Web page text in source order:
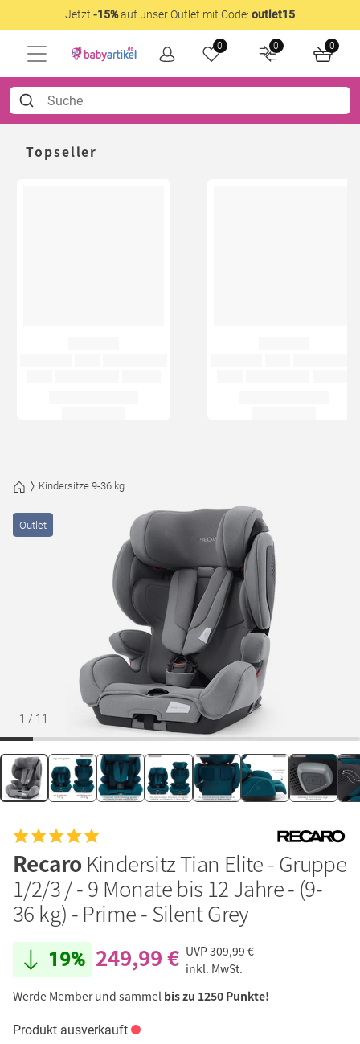
Jetzt -15%auf unser Outlet mit Code: outlet15
0 0 0
Topseller
Kindersitze 9-36 kg
1 / 11
Outlet
RecaroKindersitz Tian Elite - Gruppe
1/2/3 / - 9 Monate bis 12 Jahre - (9-
36 kg) - Prime - Silent Grey
19% 249,99 € UVP309,99 €
inkl. MwSt.
Werde Member und sammel bis zu 1250 Punkte!
Produkt ausverkauft